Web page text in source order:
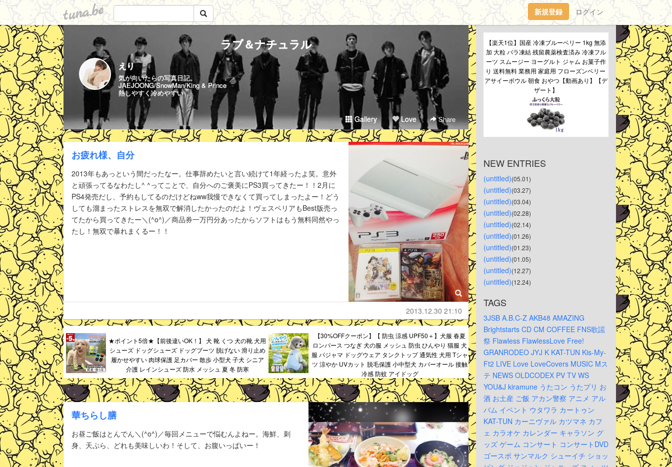
tuna.be 新規登録 ログイン
ラブ＆ナチュラル
えり
気が向いたらの写真日記。
JAEJOONG/SnowMan/King & Prince
熱しやすく冷めやすい
Gallery Love Share
お疲れ様、自分
2013年もあっという間だったなー。仕事辞めたいと言い続けて1年経ったよ笑。意外
と頑張ってるなわたし^ ^ってことで、自分へのご褒美にPS3買ってきたー！！2月に
PS4発売だし、予約もしてるのだけどねww我慢できなくて買ってしまったよー！どう
しても溜まったストレスを無双で解消したかったのだよ！ヴェスペリアもBest版売っ
てたから買ってきたー＼(^o^)／商品券一万円分あったからソフトはもう無料同然やっ
たし！無双で暴れまくるー！！
2013.12.30 21:10
★ポイント5倍★【前後違いOK！】 犬 靴 くつ 犬の靴 犬用
シューズ ドッグシューズ ドッグブーツ 脱げない 滑り止め
履かせやすい 肉球保護 足カバー 散歩 小型犬 子犬 シニア
介護 レインシューズ 防水 メッシュ 夏 冬 防寒
【30%OFFクーポン】【 防虫 涼感 UPF50＋】犬服 春夏
ロンパース つなぎ 犬の服 メッシュ 防虫 ひんやり 猫服 犬
服 パジャマ ドッグウェア タンクトップ 通気性 犬用 Tシャ
ツ 涼やか UVカット 脱毛保護 小中型犬 カバーオール 接触
冷感 防蚊 アイドッグ
華ちらし膳
お昼ご飯はとんでん＼(^o^)／毎回メニューで悩むんよねー。海鮮、刺
身、天ぷら、どれも美味しいわ！そして、お腹いっぱいー！
【楽天1位】国産 冷凍ブルーベリー 1kg 無添
加 大粒 バラ凍結 残留農薬検査済み 冷凍フル
ーツ スムージー ヨーグルト ジャム お菓子作
り 送料無料 業務用 家庭用 フローズンベリー
アサイーボウル 朝食 おやつ【動画あり】【デ
ザート】
NEW ENTRIES
(untitled)(05.01)
(untitled)(03.27)
(untitled)(03.04)
(untitled)(02.28)
(untitled)(02.14)
(untitled)(01.26)
(untitled)(01.23)
(untitled)(01.05)
(untitled)(12.27)
(untitled)(12.24)
TAGS
3JSB A.B.C-Z AKB48 AMAZING
Brightstarts CD CM COFFEE FNS歌謡
祭 Flawless FlawlessLove Free!
GRANRODEO JYJ K KAT-TUN Kis-My-
Ft2 LIVE Love LoveCovers MUSIC Mス
テ NEWS OLDCODEX PV TV WS
YOU&J kiramune うたコン うたプリ お
酒 お土産 ご飯 アカン警察 アニメ アル
バム イベント ウタワラ カートゥン
KAT-TUN カーニヴァル カツマネ カフ
ェ カラオケ カレンダー キャラソン グ
ッズ ゲーム コンサート コンサートDVD
ゴースポ サンマルク シューイチ ショッ